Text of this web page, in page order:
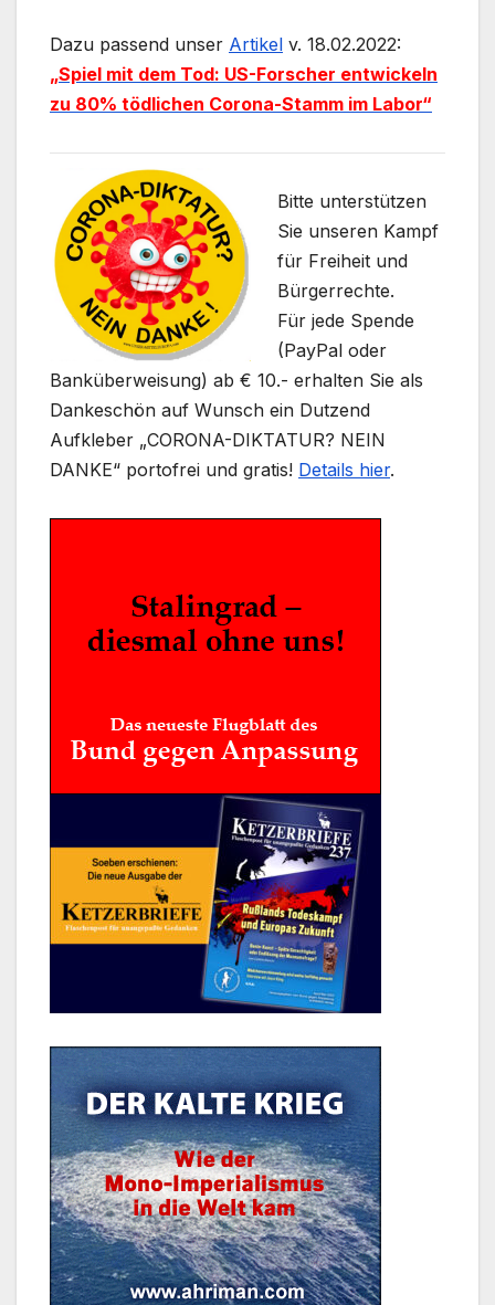
Dazu passend unser Artikel v. 18.02.2022:
„Spiel mit dem Tod: US-Forscher entwickeln
zu 80% tödlichen Corona-Stamm im Labor“
Bitte unterstützen
Sie unseren Kampf
für Freiheit und
Bürgerrechte.
Für jede Spende
(PayPal oder
Banküberweisung) ab € 10.- erhalten Sie als
Dankeschön auf Wunsch ein Dutzend
Aufkleber „CORONA-DIKTATUR? NEIN
DANKE“ portofrei und gratis! Details hier.